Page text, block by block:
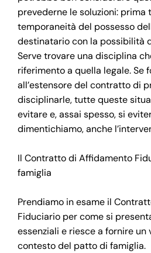
prevederne le soluzioni: prima
temporaneità del possesso
destinatario con la possibilità
Serve trovare una disciplina
riferimento a quella legale. Se
all’estensore del contratto di
disciplinarle, tutte queste
evitare e, assai spesso, si
dimentichiamo, anche
Il Contratto di Affidamento
famiglia
Prendiamo in esame il
Fiduciario per come si
essenziali e riesce a fornire
contesto del patto di famiglia.